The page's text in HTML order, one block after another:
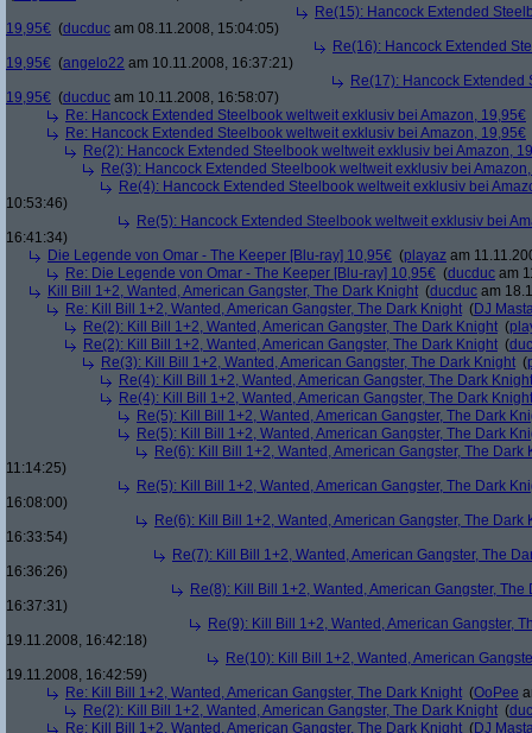
Re(15): Hancock Extended
19,95€ (ducduc am 08.11.2008, 15:04:05)
Re(16): Hancock Extended
19,95€ (angelo22 am 10.11.2008, 16:37:21)
Re(17): Hancock
19,95€ (ducduc am 10.11.2008, 16:58:07)
Re: Hancock Extended Steelbook weltweit exklusiv bei Amazon, 19,95€
Re: Hancock Extended Steelbook weltweit exklusiv bei Amazon, 19,95€
Re(2): Hancock Extended Steelbook weltweit exklusiv bei Amazon,
Re(3): Hancock Extended Steelbook weltweit exklusiv bei
Re(4): Hancock Extended Steelbook weltweit exklusiv bei
10:53:46)
Re(5): Hancock Extended Steelbook weltweit exklusiv bei
16:41:34)
Die Legende von Omar - The Keeper [Blu-ray] 10,95€ (playaz am
Re: Die Legende von Omar - The Keeper [Blu-ray] 10,95€ (ducduc am
Kill Bill 1+2, Wanted, American Gangster, The Dark Knight (ducduc am
Re: Kill Bill 1+2, Wanted, American Gangster, The Dark Knight (DJ
Re(2): Kill Bill 1+2, Wanted, American Gangster, The Dark Knight (
Re(2): Kill Bill 1+2, Wanted, American Gangster, The Dark Knight (
Re(3): Kill Bill 1+2, Wanted, American Gangster, The Dark Knight (
Re(4): Kill Bill 1+2, Wanted, American Gangster, The Dark Knight
Re(4): Kill Bill 1+2, Wanted, American Gangster, The Dark Knight
Re(5): Kill Bill 1+2, Wanted, American Gangster, The Dark
Re(5): Kill Bill 1+2, Wanted, American Gangster, The Dark
Re(6): Kill Bill 1+2, Wanted, American Gangster, The Dark
11:14:25)
Re(5): Kill Bill 1+2, Wanted, American Gangster, The Dark
16:08:00)
Re(6): Kill Bill 1+2, Wanted, American Gangster, The Dark
16:33:54)
Re(7): Kill Bill 1+2, Wanted, American Gangster, The
16:36:26)
Re(8): Kill Bill 1+2, Wanted, American Gangster, The
16:37:31)
Re(9): Kill Bill 1+2, Wanted, American Gangster,
19.11.2008, 16:42:18)
Re(10): Kill Bill 1+2, Wanted, American
19.11.2008, 16:42:59)
Re: Kill Bill 1+2, Wanted, American Gangster, The Dark Knight (OoPee
Re(2): Kill Bill 1+2, Wanted, American Gangster, The Dark Knight (
Re: Kill Bill 1+2, Wanted, American Gangster, The Dark Knight (DJ